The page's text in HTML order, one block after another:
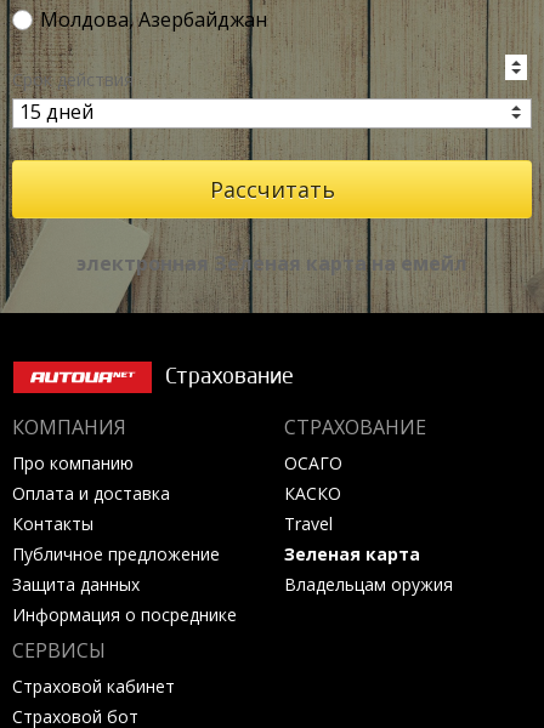
Молдова, Азербайджан
Срок действия
электронная Зеленая карта на емейл
Страхование
КОМПАНИЯ
Про компанию
Оплата и доставка
Контакты
Публичное предложение
Защита данных
Информация о посреднике
СТРАХОВАНИЕ
ОСАГО
КАСКО
Travel
Зеленая карта
Владельцам оружия
СЕРВИСЫ
Страховой кабинет
Страховой бот